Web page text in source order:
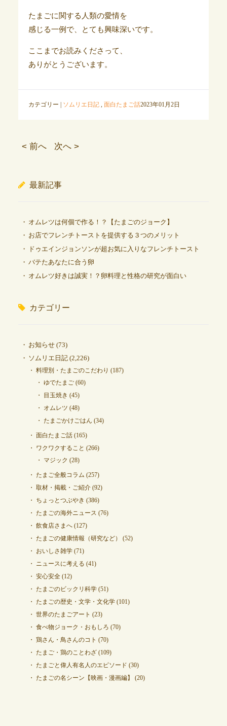
たまごに関する人類の愛情を
感じる一例で、とても興味深いです。
ここまでお読みくださって、
ありがとうございます。
カテゴリー | ソムリエ日記, 面白たまご話2023年01月2日
< 前へ 次へ >
最新記事
オムレツは何個で作る！？【たまごのジョーク】
お店でフレンチトーストを提供する３つのメリット
ドゥエインジョンソンが超お気に入りなフレンチトースト
バテたあなたに合う卵
オムレツ好きは誠実！？卵料理と性格の研究が面白い
カテゴリー
お知らせ(73)
ソムリエ日記(2,226)
料理別・たまごのこだわり (187)
ゆでたまご(60)
目玉焼き (45)
オムレツ (48)
たまごかけごはん (34)
面白たまご話(165)
ワクワクすること (266)
マジック (28)
たまご全般コラム (257)
取材・掲載・ご紹介(92)
ちょっとつぶやき (386)
たまごの海外ニュース (76)
飲食店さまへ(127)
たまごの健康情報（研究など）
(52)
おいしさ雑学(71)
ニュースに考える (41)
安心安全(12)
たまごのビックリ科学(51)
たまごの歴史・文学・文化学(101)
世界のたまごアート (23)
食べ物ジョーク・おもしろ (70)
鶏さん・鳥さんのコト (70)
たまご・鶏のことわざ(109)
たまごと偉人有名人のエピソード (30)
たまごの名シーン【映画・漫画編】
(20)